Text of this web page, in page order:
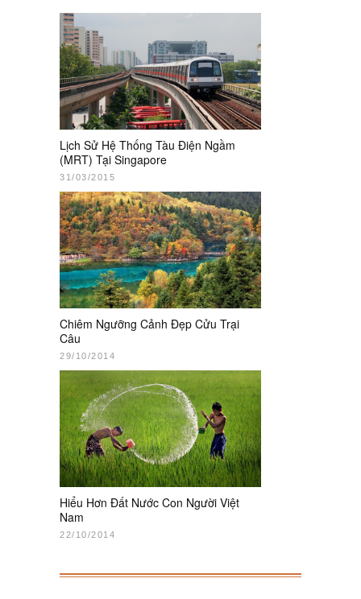
Lịch Sử Hệ Thống Tàu Điện Ngầm
(MRT) Tại Singapore
31/03/2015
Chiêm Ngưỡng Cảnh Đẹp Cửu Trại
Câu
29/10/2014
Hiểu Hơn Đất Nước Con Người Việt
Nam
22/10/2014